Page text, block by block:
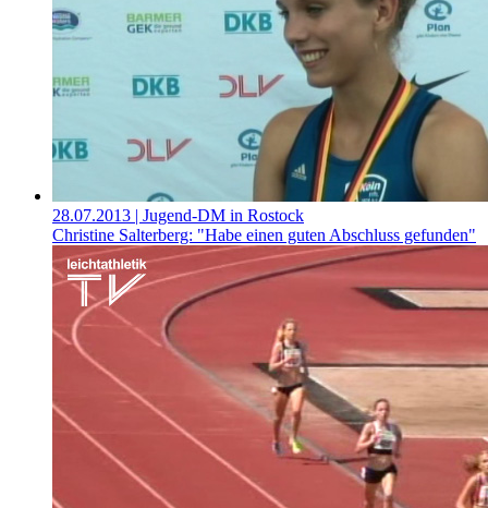
28.07.2013 | Jugend-DM in Rostock
Christine Salterberg: "Habe einen guten Abschluss gefunden"